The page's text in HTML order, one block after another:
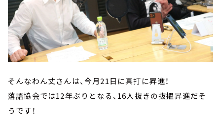
そんなわん丈さんは、今月21日に真打に昇進！
落語協会では12年ぶりとなる、16人抜きの抜擢昇進だそ
うです！